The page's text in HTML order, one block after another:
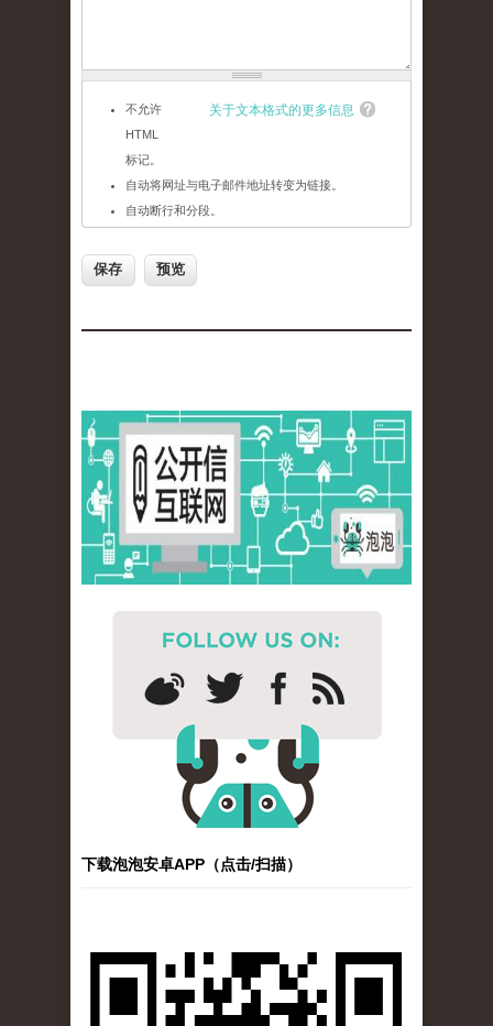
关于文本格式的更多信息
不允许
HTML
标记。
自动将网址与电子邮件地址转变为链接。
自动断行和分段。
下载泡泡安卓APP（点击/扫描）